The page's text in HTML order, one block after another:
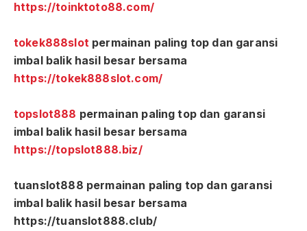
https://toinktoto88.com/
tokek888slotpermainan paling top dan garansi
imbal balik hasil besar bersama
https://tokek888slot.com/
topslot888 permainan paling top dan garansi
imbal balik hasil besar bersama
https://topslot888.biz/
tuanslot888 permainan paling top dan garansi
imbal balik hasil besar bersama
https://tuanslot888.club/